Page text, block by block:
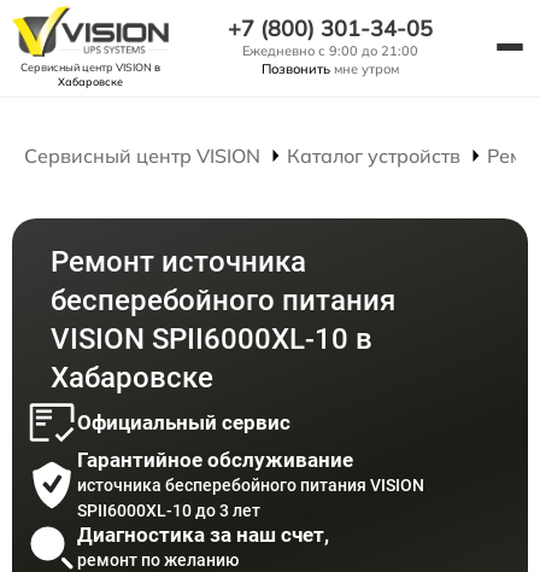
Сервисный центр VISION в
Хабаровске
+7 (800) 301-34-05
Ежедневно с 9:00 до 21:00
Позвонить мне утром
Сервисный центр VISION Каталог устройств
Ремонт источника
бесперебойного питания
VISION SPII6000XL-10 в
Хабаровске
Официальный сервис
Гарантийное обслуживание
источника бесперебойного питания VISION
SPII6000XL-10 до 3 лет
Диагностика за наш счет,
ремонт по желанию